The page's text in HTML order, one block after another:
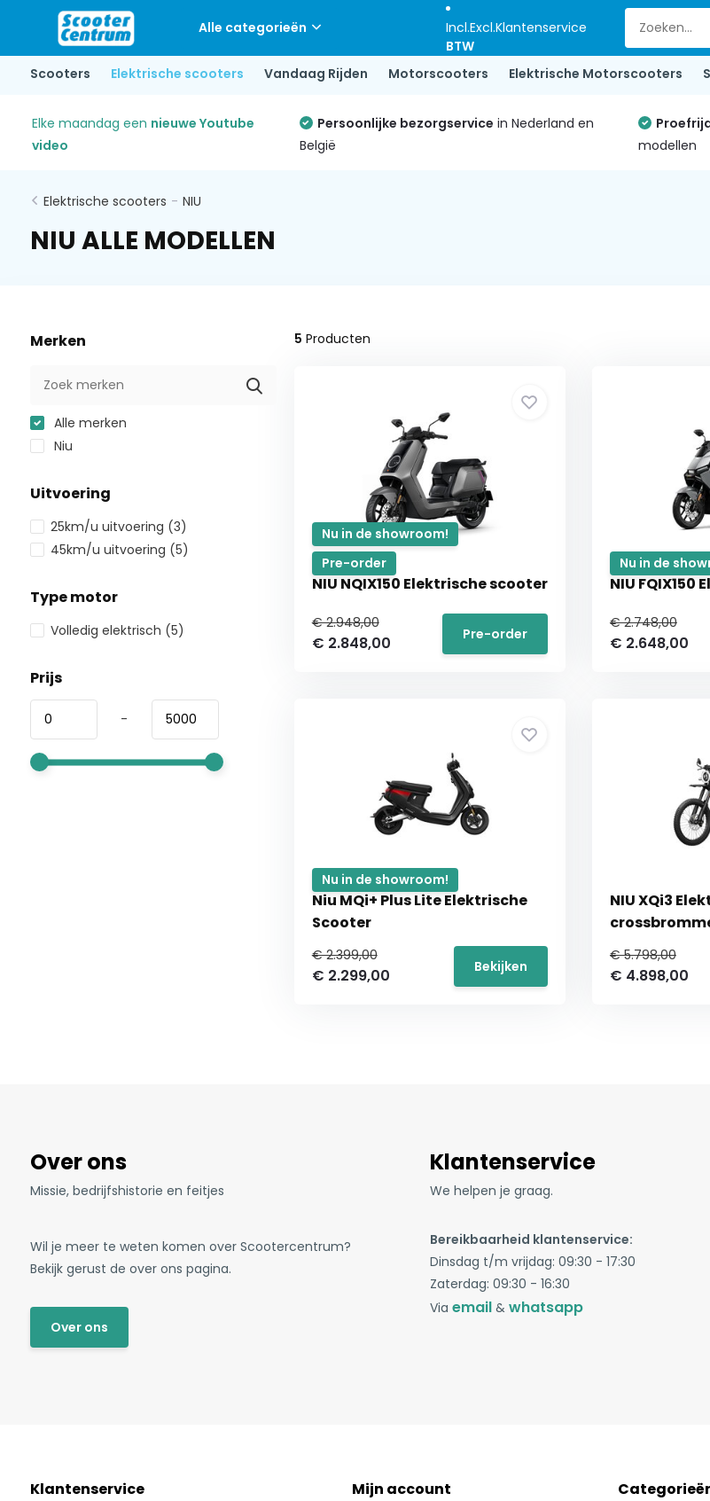
Alle categorieën Incl.Excl.
BTW
Klantenservice
Scooters Elektrische scooters Vandaag Rijden Motorscooters Elektrische Motorscooters
Elke maandag een nieuwe Youtube
video
Persoonlijke bezorgservice in Nederland en
België
modellen
Elektrische scooters - NIU
NIU ALLE MODELLEN
Merken
Alle merken
Niu
Uitvoering
25km/u uitvoering (3)
45km/u uitvoering (5)
Type motor
Volledig elektrisch (5)
Prijs
-
5 Producten
Pre-order
Nu in de showroom!
NIU NQIX150 Elektrische scooter
€ 2.948,00
€ 2.848,00 Pre-order
Nu in de
NIU
€ 2.748,00
€ 2.648,00
Nu in de showroom!
Niu MQi+ Plus Lite Elektrische
Scooter
€ 2.399,00
€ 2.299,00 Bekijken
NIU XQi3
€ 5.798,00
€ 4.898,00
Over ons
Missie, bedrijfshistorie en feitjes
Wil je meer te weten komen over Scootercentrum?
Bekijk gerust de over ons pagina.
Over ons
Klantenservice
We helpen je graag.
Bereikbaarheid klantenservice:
Dinsdag t/m vrijdag: 09:30 - 17:30
Zaterdag: 09:30 - 16:30
Via email& whatsapp
Klantenservice Mijn account